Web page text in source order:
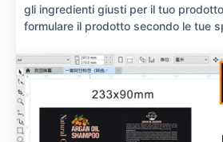
gli ingredienti giusti per il tuo
formulare il prodotto secondo le tue